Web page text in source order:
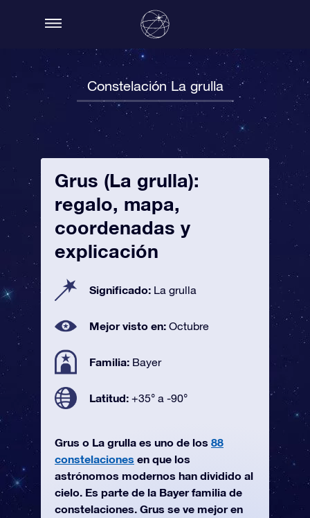
Constelación La grulla
Grus (La grulla):
regalo, mapa,
coordenadas y
explicación
Significado: La grulla
Mejor visto en: Octubre
Familia: Bayer
Latitud: +35° a -90°
Grus o La grulla es uno de los 88
constelaciones en que los
astrónomos modernos han dividido al
cielo. Es parte de la Bayer familia de
constelaciones. Grus se ve mejor en